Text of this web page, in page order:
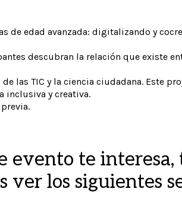
de edad avanzada: digitalizando y
descubran la relación que existe
las TIC y la ciencia ciudadana. Este
inclusiva y creativa.
evento te interesa,
ver los siguientes